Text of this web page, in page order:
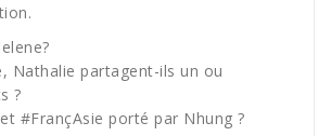
Nathalie partagent-ils un ou
?
#FrançAsie porté par Nhung ?